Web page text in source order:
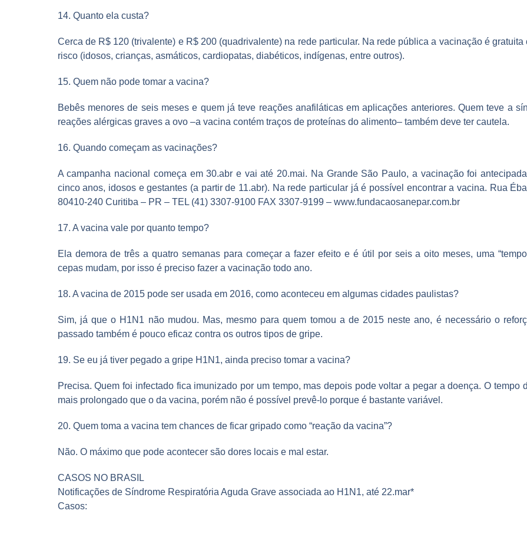
14. Quanto ela custa?
Cerca de R$ 120 (trivalente) e R$ 200 (quadrivalente) na rede particular. Na rede pública a vacinação é
risco (idosos, crianças, asmáticos, cardiopatas, diabéticos, indígenas, entre outros).
15. Quem não pode tomar a vacina?
Bebês menores de seis meses e quem já teve reações anafiláticas em aplicações anteriores. Quem teve a
reações alérgicas graves a ovo –a vacina contém traços de proteínas do alimento– também deve ter cautela.
16. Quando começam as vacinações?
A campanha nacional começa em 30.abr e vai até 20.mai. Na Grande São Paulo, a vacinação foi
cinco anos, idosos e gestantes (a partir de 11.abr). Na rede particular já é possível encontrar a vacina. Rua
80410-240 Curitiba – PR – TEL (41) 3307-9100 FAX 3307-9199 – www.fundacaosanepar.com.br
17. A vacina vale por quanto tempo?
Ela demora de três a quatro semanas para começar a fazer efeito e é útil por seis a oito meses, uma
cepas mudam, por isso é preciso fazer a vacinação todo ano.
18. A vacina de 2015 pode ser usada em 2016, como aconteceu em algumas cidades paulistas?
Sim, já que o H1N1 não mudou. Mas, mesmo para quem tomou a de 2015 neste ano, é necessário o
passado também é pouco eficaz contra os outros tipos de gripe.
19. Se eu já tiver pegado a gripe H1N1, ainda preciso tomar a vacina?
Precisa. Quem foi infectado fica imunizado por um tempo, mas depois pode voltar a pegar a doença. O tempo
mais prolongado que o da vacina, porém não é possível prevê-lo porque é bastante variável.
20. Quem toma a vacina tem chances de ficar gripado como “reação da vacina”?
Não. O máximo que pode acontecer são dores locais e mal estar.
CASOS NO BRASIL
Notificações de Síndrome Respiratória Aguda Grave associada ao H1N1, até 22.mar*
Casos: